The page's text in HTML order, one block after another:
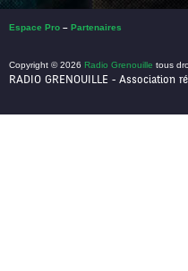
Espace Pro – Partenaires
Copyright © 2026 Radio Grenouille tous
RADIO GRENOUILLE - Association